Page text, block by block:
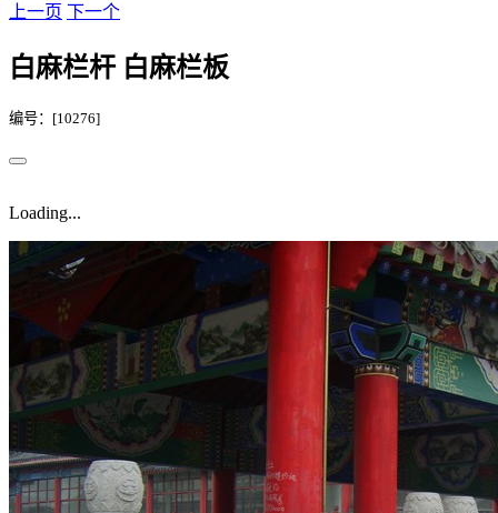
上一页 下一个
白麻栏杆 白麻栏板
编号：[10276]
Loading...